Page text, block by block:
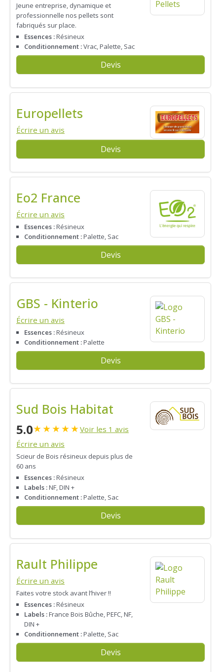
Jeune entreprise, dynamique et
professionnelle nos pellets sont
fabriqués sur place.
Essences :Résineux
Conditionnement :Vrac, Palette, Sac
Devis
Europellets
Écrire un avis
Devis
Eo2 France
Écrire un avis
Essences :Résineux
Conditionnement :Palette, Sac
Devis
GBS - Kinterio
Écrire un avis
Essences :Résineux
Conditionnement :Palette
Devis
Sud Bois Habitat
5.0★★★★★Voir les 1 avis
Écrire un avis
Scieur de Bois résineux depuis plus de
60 ans
Essences :Résineux
Labels :NF, DIN +
Conditionnement :Palette, Sac
Devis
Rault Philippe
Écrire un avis
Faites votre stock avant l’hiver !!
Essences :Résineux
Labels :France Bois Bûche, PEFC, NF,
DIN +
Conditionnement :Palette, Sac
Devis